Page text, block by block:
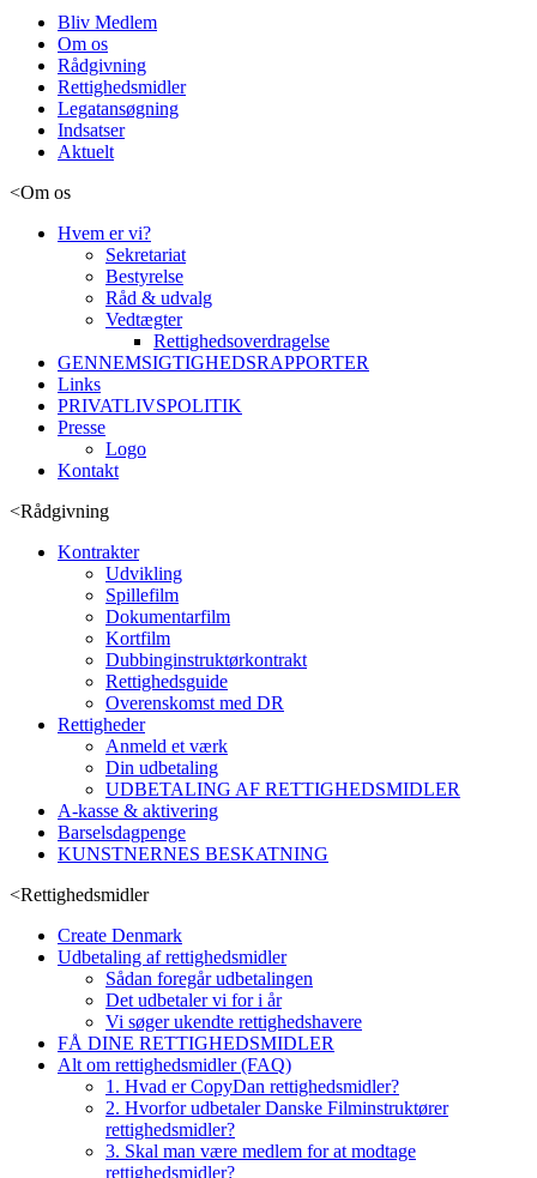
Bliv Medlem
Om os
Rådgivning
Rettighedsmidler
Legatansøgning
Indsatser
Aktuelt
<Om os
Hvem er vi?
Sekretariat
Bestyrelse
Råd & udvalg
Vedtægter
Rettighedsoverdragelse
GENNEMSIGTIGHEDSRAPPORTER
Links
PRIVATLIVSPOLITIK
Presse
Logo
Kontakt
<Rådgivning
Kontrakter
Udvikling
Spillefilm
Dokumentarfilm
Kortfilm
Dubbinginstruktørkontrakt
Rettighedsguide
Overenskomst med DR
Rettigheder
Anmeld et værk
Din udbetaling
UDBETALING AF RETTIGHEDSMIDLER
A-kasse & aktivering
Barselsdagpenge
KUNSTNERNES BESKATNING
<Rettighedsmidler
Create Denmark
Udbetaling af rettighedsmidler
Sådan foregår udbetalingen
Det udbetaler vi for i år
Vi søger ukendte rettighedshavere
FÅ DINE RETTIGHEDSMIDLER
Alt om rettighedsmidler (FAQ)
1. Hvad er CopyDan rettighedsmidler?
2. Hvorfor udbetaler Danske Filminstruktører
rettighedsmidler?
3. Skal man være medlem for at modtage
rettighedsmidler?